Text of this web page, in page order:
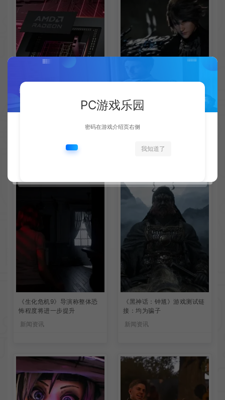
包容没能消解过激言论
《生化危机9》导演称整体恐
怖程度将进一步提升
新闻资讯
《黑神话：钟馗》游戏测试链
接：均为骗子
新闻资讯
PC游戏乐园
密码在游戏介绍页右侧
我知道了